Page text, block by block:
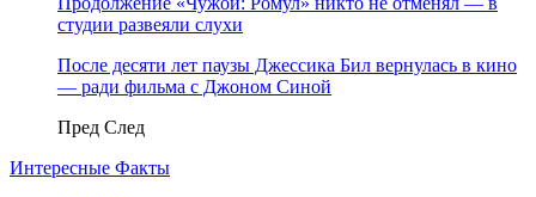
студии развеяли слухи
После десяти лет паузы Джессика Бил вернулась в кино
— ради фильма с Джоном Синой
Пред След
Интересные Факты